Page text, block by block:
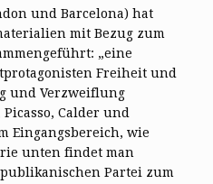
und Barcelona) hat
mit Bezug zum
„eine
Freiheit und
und Verzweiflung
Calder und
Eingangsbereich, wie
unten findet man
Partei zum